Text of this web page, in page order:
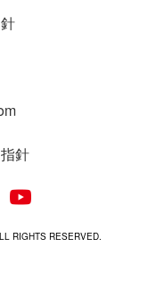
針
RIGHTS RESERVED.